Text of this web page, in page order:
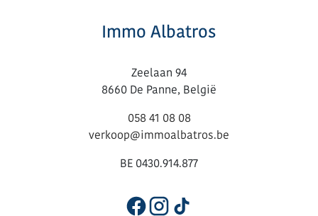
Immo Albatros
Zeelaan 94
8660 De Panne, België
058 41 08 08
verkoop@immoalbatros.be
BE 0430.914.877